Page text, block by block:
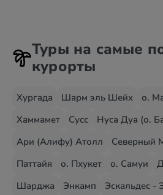
Туры на самые
курорты
Хургада Шарм эль Шейх о.
Хаммамет
Сусс
Нуса Дуа (о.
Ари (Алифу) Атолл
Северный
Паттайя
о. Пхукет о. Самуи
Шарджа
Энкамп Эскальдес -